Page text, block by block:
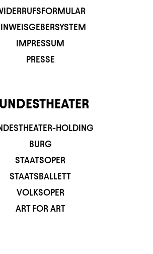
IMPRESSUM
PRESSE
HOLDING
BURG
STAATSOPER
STAATSBALLETT
VOLKSOPER
ART FOR ART